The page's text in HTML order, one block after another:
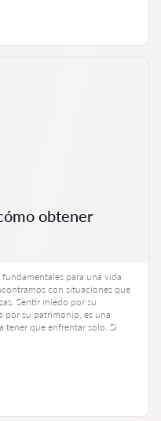
obtener
para una vida
con situaciones que
Sentir miedo por su
por su patrimonio, es una
tener que enfrentar solo. Si